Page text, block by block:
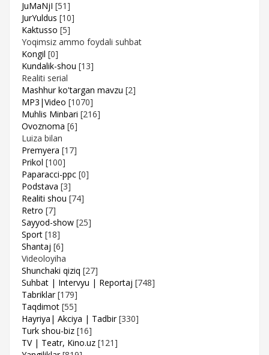
JuMaNjI [51]
JurYuldus [10]
Kaktusso [5]
Yoqimsiz ammo foydali suhbat
Kongil [0]
Kundalik-shou [13]
Realiti serial
Mashhur ko'targan mavzu [2]
MP3|Video [1070]
Muhlis Minbari [216]
Ovoznoma [6]
Luiza bilan
Premyera [17]
Prikol [100]
Paparacci-ppc [0]
Podstava [3]
Realiti shou [74]
Retro [7]
Sayyod-show [25]
Sport [18]
Shantaj [6]
Videoloyiha
Shunchaki qiziq [27]
Suhbat | Intervyu | Reportaj [748]
Tabriklar [179]
Taqdimot [55]
Hayriya| Akciya | Tadbir [330]
Turk shou-biz [16]
TV | Teatr, Kino.uz [121]